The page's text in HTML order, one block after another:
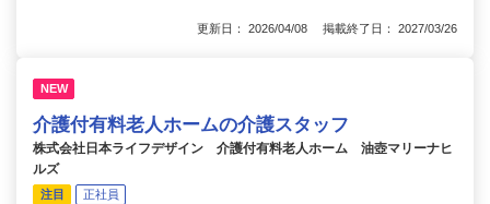
更新日： 2026/04/08 掲載終了日： 2027/03/26
NEW
介護付有料老人ホームの介護スタッフ
株式会社日本ライフデザイン 介護付有料老人ホーム 油壺マリーナヒ
ルズ
注目 正社員